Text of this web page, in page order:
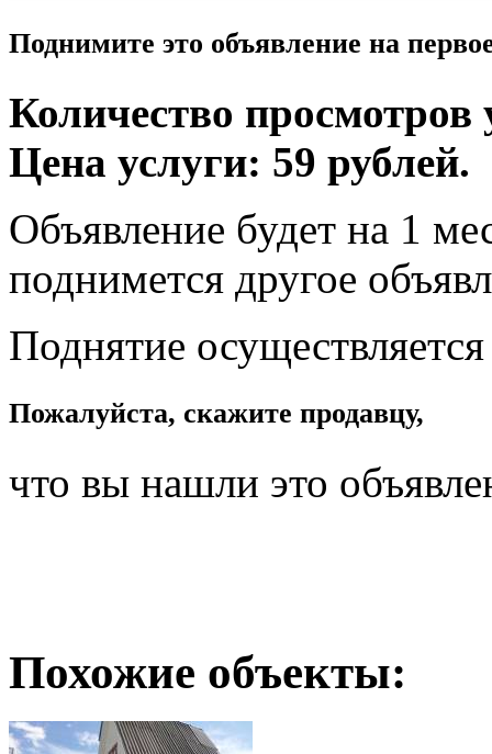
Поднимите это объявление на
Количество просмотров
Цена услуги: 59 рублей.
Объявление будет на 1
поднимется другое
Поднятие
Пожалуйста, скажите продавцу,
что вы нашли это
Похожие объекты: